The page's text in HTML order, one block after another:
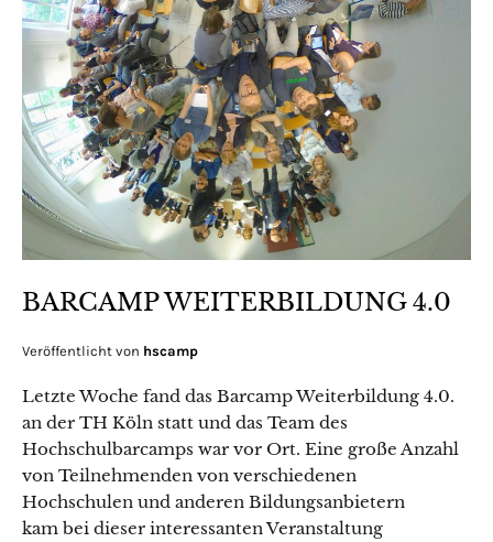
BARCAMP WEITERBILDUNG 4.0
Veröffentlicht von hscamp
Letzte Woche fand das Barcamp Weiterbildung 4.0.
an der TH Köln statt und das Team des
Hochschulbarcamps war vor Ort. Eine große Anzahl
von Teilnehmenden von verschiedenen
Hochschulen und anderen Bildungsanbietern
kam bei dieser interessanten Veranstaltung